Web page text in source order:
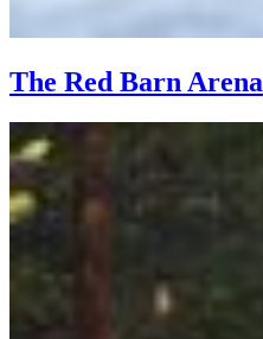
The Red Barn Arena